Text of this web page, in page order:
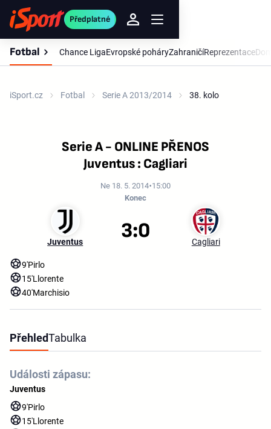
Předplatné
Fotbal Chance LigaEvropské poháryZahraničíReprezentace
iSport.cz Fotbal Serie A 2013/2014 38. kolo
Serie A - ONLINE PŘENOS
Juventus : Cagliari
Ne 18. 5. 2014 15:00
Konec
Juventus Cagliari
3:0
9'Pirlo
15'Llorente
40'Marchisio
PřehledTabulka
Události zápasu:
Juventus
9'Pirlo
15'Llorente